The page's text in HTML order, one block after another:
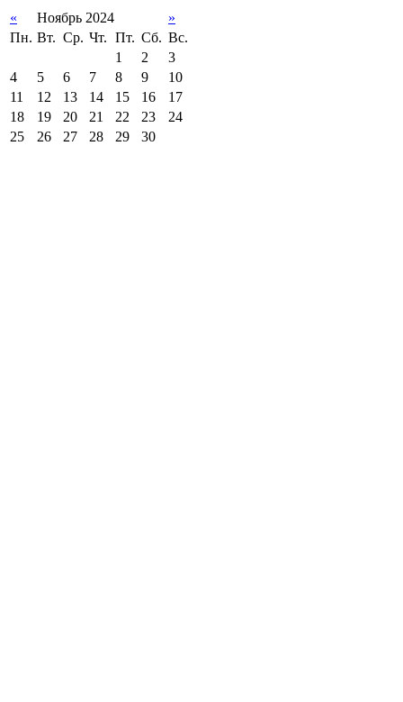
« Ноябрь 2024
»
Пн. Вт. Ср. Чт. Пт. Сб. Вс.
1
2
3
4
5 6 7 8 9
10
11
12 13 14 15 16
17
18
19 20 21 22 23
24
25
26 27 28 29 30